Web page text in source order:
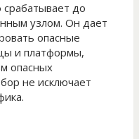
до
узлом. Он дает
опасные
и платформы,
опасных
не исключает